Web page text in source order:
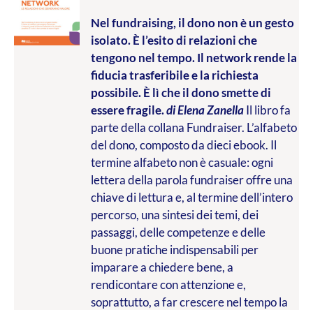
Nel fundraising, il dono non è un gesto
isolato. È l’esito di relazioni che
tengono nel tempo. Il network rende la
fiducia trasferibile e la richiesta
possibile. È lì che il dono smette di
essere fragile.di Elena ZanellaIl libro fa
parte della collana Fundraiser. L’alfabeto
del dono, composto da dieci ebook. Il
termine alfabeto non è casuale: ogni
lettera della parola fundraiser offre una
chiave di lettura e, al termine dell’intero
percorso, una sintesi dei temi, dei
passaggi, delle competenze e delle
buone pratiche indispensabili per
imparare a chiedere bene, a
rendicontare con attenzione e,
soprattutto, a far crescere nel tempo la